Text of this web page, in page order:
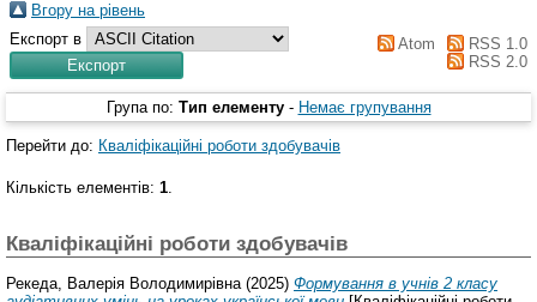
Вгору на рівень
Експорт в
Atom
RSS 1.0
RSS 2.0
Група по: Тип елементу - Немає групування
Перейти до: Кваліфікаційні роботи здобувачів
Кількість елементів: 1.
Кваліфікаційні роботи здобувачів
Рекеда, Валерія Володимирівна (2025) Формування в учнів 2 класу